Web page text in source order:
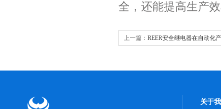
全，还能提高生产
上一篇： REER安全继电器在自动化
关于